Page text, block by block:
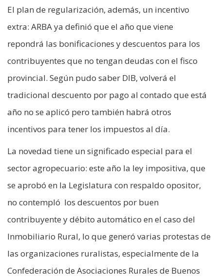
El plan de regularización, además, un incentivo
extra: ARBA ya definió que el año que viene
repondrá las bonificaciones y descuentos para los
contribuyentes que no tengan deudas con el fisco
provincial. Según pudo saber DIB, volverá el
tradicional descuento por pago al contado que está
año no se aplicó pero también habrá otros
incentivos para tener los impuestos al día.
La novedad tiene un significado especial para el
sector agropecuario: este año la ley impositiva, que
se aprobó en la Legislatura con respaldo opositor,
no contempló los descuentos por buen
contribuyente y débito automático en el caso del
Inmobiliario Rural, lo que generó varias protestas de
las organizaciones ruralistas, especialmente de la
Confederación de Asociaciones Rurales de Buenos